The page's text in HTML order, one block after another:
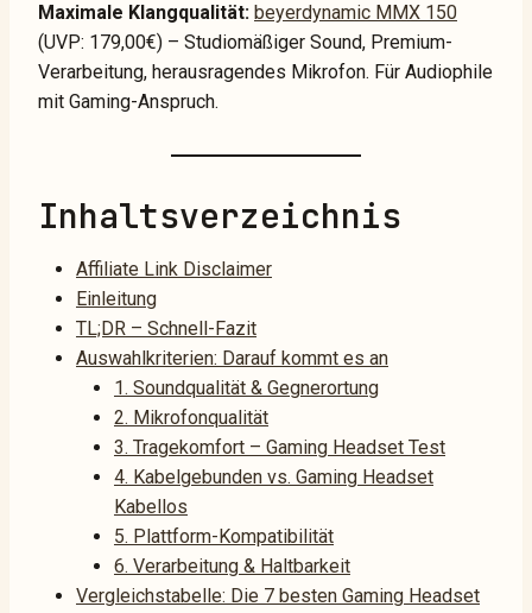
Maximale Klangqualität: beyerdynamic MMX 150
(UVP: 179,00€) – Studiomäßiger Sound, Premium-
Verarbeitung, herausragendes Mikrofon. Für Audiophile
mit Gaming-Anspruch.
Inhaltsverzeichnis
Affiliate Link Disclaimer
Einleitung
TL;DR – Schnell-Fazit
Auswahlkriterien: Darauf kommt es an
1. Soundqualität & Gegnerortung
2. Mikrofonqualität
3. Tragekomfort – Gaming Headset Test
4. Kabelgebunden vs. Gaming Headset
Kabellos
5. Plattform-Kompatibilität
6. Verarbeitung & Haltbarkeit
Vergleichstabelle: Die 7 besten Gaming Headset